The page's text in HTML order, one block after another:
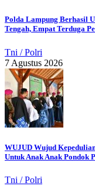
Polda Lampung Berhasil
Tengah, Empat Terduga
Tni / Polri
7 Agustus 2026
WUJUD Wujud
Untuk Anak Anak Pondok
Tni / Polri